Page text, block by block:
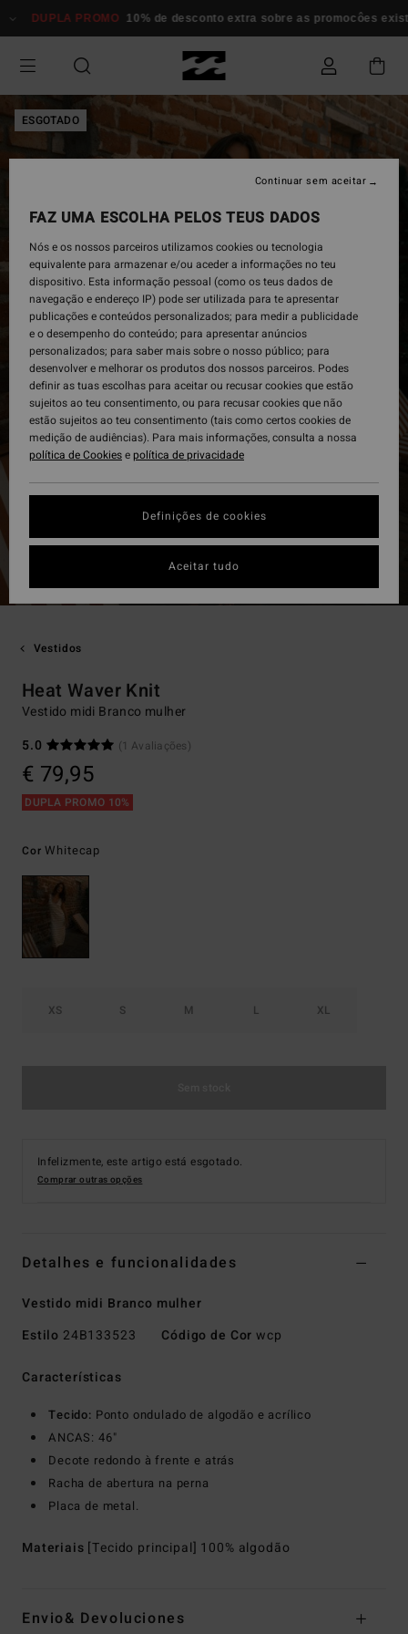
para
informação
produto
DUPLA PROMO 10% de desconto extra sobre as promocôes
ESGOTADO
Vestidos
Heat Waver Knit
Vestido midi Branco mulher
5.0
(1 Avaliações)
€ 79,95
DUPLA PROMO 10%
CorWhitecap
XS S M L XL
Infelizmente, este artigo está esgotado.
Comprar outras opções
Detalhes e funcionalidades
Vestido midi Branco mulher
Estilo 24B133523 Código de Cor wcp
Características
Tecido: Ponto ondulado de algodão e acrílico
ANCAS: 46"
Decote redondo à frente e atrás
Racha de abertura na perna
Placa de metal.
Materiais [Tecido principal] 100% algodão
Envio& Devoluciones
FAZ UMA ESCOLHA PELOS TEUS DADOS
Nós e os nossos parceiros utilizamos cookies ou tecnologia
equivalente para armazenar e/ou aceder a informações no teu
dispositivo. Esta informação pessoal (como os teus dados de
navegação e endereço IP) pode ser utilizada para te apresentar
publicações e conteúdos personalizados; para medir a publicidade
e o desempenho do conteúdo; para apresentar anúncios
personalizados; para saber mais sobre o nosso público; para
desenvolver e melhorar os produtos dos nossos parceiros. Podes
definir as tuas escolhas para aceitar ou recusar cookies que estão
sujeitos ao teu consentimento, ou para recusar cookies que não
estão sujeitos ao teu consentimento (tais como certos cookies de
medição de audiências). Para mais informações, consulta a nossa
política de Cookiesepolítica de privacidade
Definições de cookies
Continuar sem aceitar
Aceitar tudo